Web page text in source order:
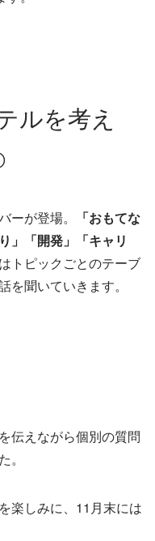
ルを考え
ーが登場。
「おもてな
」「開発」「キャリ
トピックごとのテーブ
を聞いていきます。
伝えながら個別の質問
楽しみに、11月末には